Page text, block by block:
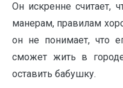
Он искренне считает,
манерам, правилам
он не понимает, что
сможет жить в
оставить бабушку.